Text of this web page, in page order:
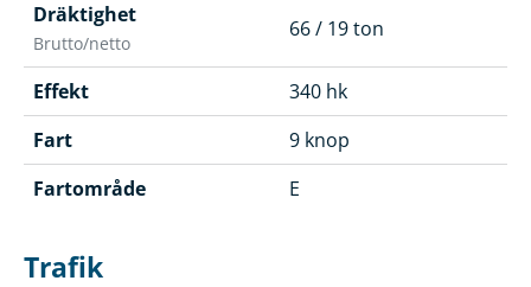
Dräktighet
Brutto/netto
66 / 19 ton
Effekt
340 hk
Fart
9 knop
Fartområde
E
Trafik